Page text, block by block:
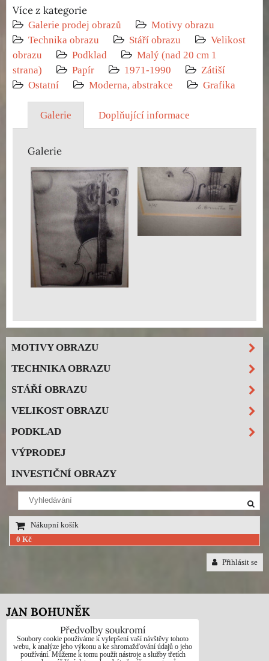
Více z kategorie
Galerie prodej obrazů
Motivy obrazu
Technika obrazu
Stáří obrazu
Velikost
obrazu
Podklad
Malý (nad 20 cm 1
strana)
Papír 1971-1990
Zátiší
Ostatní
Moderna, abstrakce Grafika
Galerie Doplňující informace
Galerie
MOTIVY OBRAZU
TECHNIKA OBRAZU
STÁŘÍ OBRAZU
VELIKOST OBRAZU
PODKLAD
VÝPRODEJ
INVESTIČNÍ OBRAZY
Nákupní košík
0 Kč
Přihlásit se
JAN BOHUNĚK
Telefon: +420725021832
Předvolby soukromí
Soubory cookie používáme k vylepšení vaší návštěvy tohoto
webu, k analýze jeho výkonu a ke shromažďování údajů o jeho
používání. Můžeme k tomu použít nástroje a služby třetích